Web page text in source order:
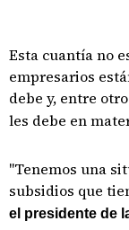
Esta cuantía no
empresarios
debe y, entre
les debe en
"Tenemos una
subsidios que
el presidente de